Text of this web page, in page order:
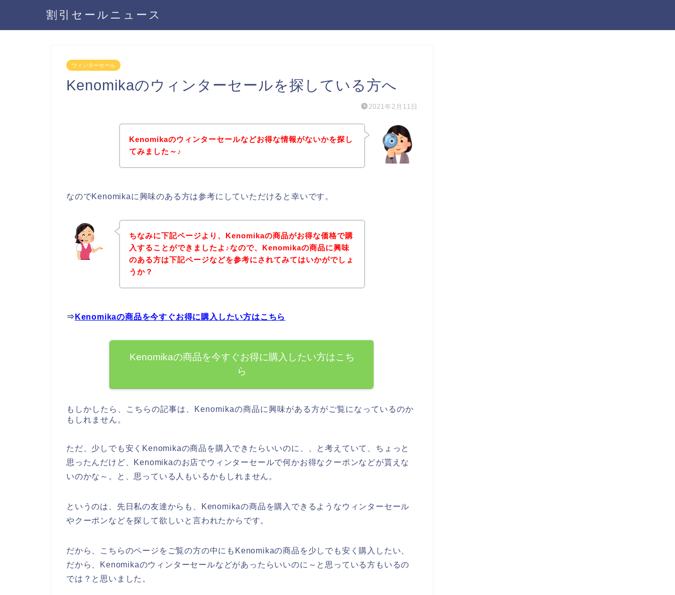
割引セールニュース
ウィンターセール
Kenomikaのウィンターセールを探している方へ
2021年2月11日
Kenomikaのウィンターセールなどお得な情報がないかを探し
てみました～♪
なのでKenomikaに興味のある方は参考にしていただけると幸いです。
ちなみに下記ページより、Kenomikaの商品がお得な価格で購
入することができましたよ♪なので、Kenomikaの商品に興味
のある方は下記ページなどを参考にされてみてはいかがでしょ
うか？
⇒ Kenomikaの商品を今すぐお得に購入したい方はこちら
Kenomikaの商品を今すぐお得に購入したい方はこち
ら
もしかしたら、こちらの記事は、Kenomikaの商品に興味がある方がご覧になっているのか
もしれません。
ただ、少しでも安くKenomikaの商品を購入できたらいいのに、、と考えていて、ちょっと
思ったんだけど、Kenomikaのお店でウィンターセールで何かお得なクーポンなどが貰えな
いのかな～。と、思っている人もいるかもしれません。
というのは、先日私の友達からも、Kenomikaの商品を購入できるようなウィンターセール
やクーポンなどを探して欲しいと言われたからです。
だから、こちらのページをご覧の方の中にもKenomikaの商品を少しでも安く購入したい、
だから、Kenomikaのウィンターセールなどがあったらいいのに～と思っている方もいるの
では？と思いました。